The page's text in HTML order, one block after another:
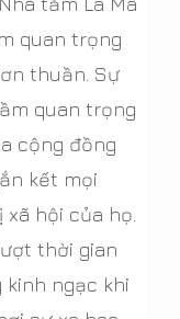
quan trọng
thuần. Sự
quan trọng
cộng đồng
kết mọi
hội của họ.
thời gian
ngạc khi